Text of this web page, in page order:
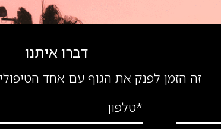
דברו איתנו
זה הזמן לפנק את הגוף עם אחד
*טלפון